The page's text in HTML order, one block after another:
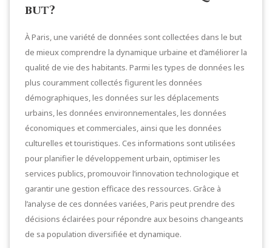
but?
À Paris, une variété de données sont collectées dans le but
de mieux comprendre la dynamique urbaine et d’améliorer la
qualité de vie des habitants. Parmi les types de données les
plus couramment collectés figurent les données
démographiques, les données sur les déplacements
urbains, les données environnementales, les données
économiques et commerciales, ainsi que les données
culturelles et touristiques. Ces informations sont utilisées
pour planifier le développement urbain, optimiser les
services publics, promouvoir l’innovation technologique et
garantir une gestion efficace des ressources. Grâce à
l’analyse de ces données variées, Paris peut prendre des
décisions éclairées pour répondre aux besoins changeants
de sa population diversifiée et dynamique.